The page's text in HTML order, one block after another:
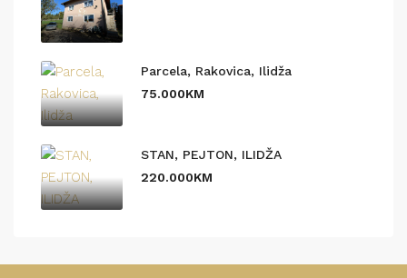
Parcela, Rakovica, Ilidža
75.000KM
STAN, PEJTON, ILIDŽA
220.000KM